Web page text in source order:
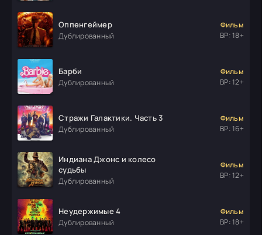
Оппенгеймер
Дублированный
Фильм
ВР: 18+
Барби
Дублированный
Фильм
ВР: 12+
Стражи Галактики. Часть 3
Дублированный
Фильм
ВР: 16+
Индиана Джонс и колесо
судьбы
Дублированный
Фильм
ВР: 12+
Неудержимые 4
Дублированный
Фильм
ВР: 18+